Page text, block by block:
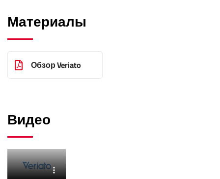
Материалы
Обзор Veriato
Видео